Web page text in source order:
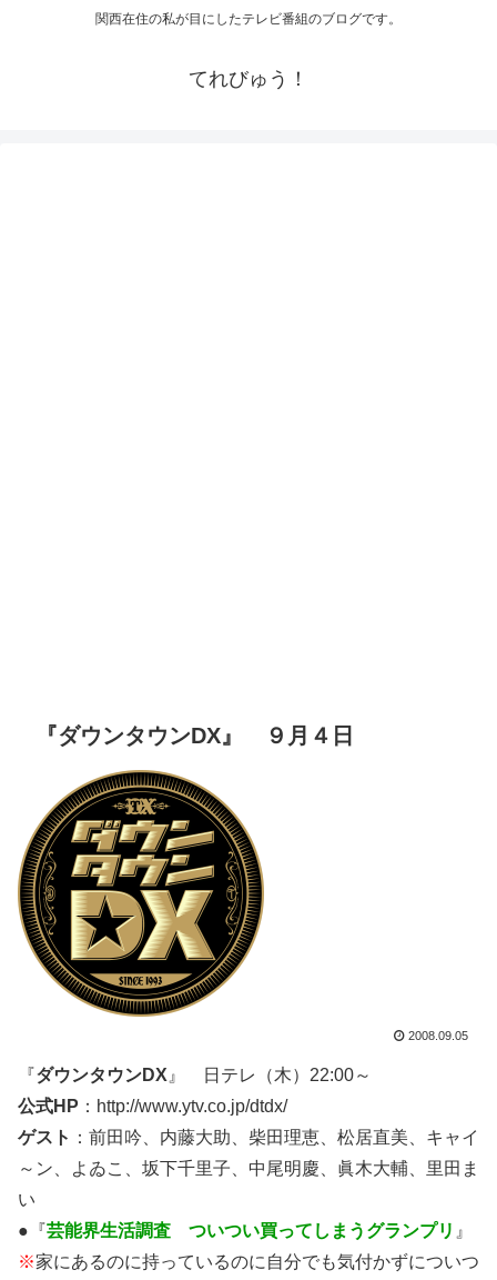
関西在住の私が目にしたテレビ番組のブログです。
てれびゅう！
『ダウンタウンDX』 ９月４日
2008.09.05
『ダウンタウンDX 』 日テレ（木）22:00～
公式HP ：http://www.ytv.co.jp/dtdx/
ゲスト ：前田吟、内藤大助、柴田理恵、松居直美、キャイ
～ン、よゐこ、坂下千里子、中尾明慶、眞木大輔、里田ま
い
●『芸能界生活調査 ついつい買ってしまうグランプリ 』
※家にあるのに持っているのに自分でも気付かずについつ